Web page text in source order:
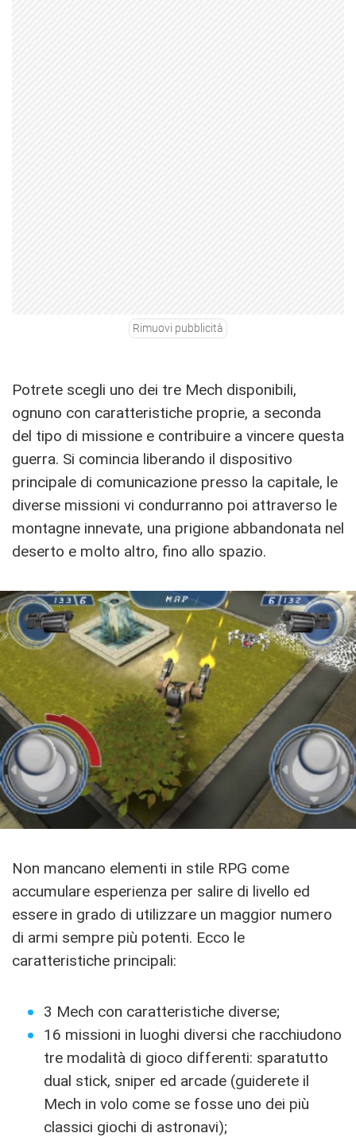
Rimuovi pubblicità
Potrete scegli uno dei tre Mech disponibili,
ognuno con caratteristiche proprie, a seconda
del tipo di missione e contribuire a vincere questa
guerra. Si comincia liberando il dispositivo
principale di comunicazione presso la capitale, le
diverse missioni vi condurranno poi attraverso le
montagne innevate, una prigione abbandonata nel
deserto e molto altro, fino allo spazio.
Non mancano elementi in stile RPG come
accumulare esperienza per salire di livello ed
essere in grado di utilizzare un maggior numero
di armi sempre più potenti. Ecco le
caratteristiche principali:
3 Mech con caratteristiche diverse;
16 missioni in luoghi diversi che racchiudono
tre modalità di gioco differenti: sparatutto
dual stick, sniper ed arcade (guiderete il
Mech in volo come se fosse uno dei più
classici giochi di astronavi);